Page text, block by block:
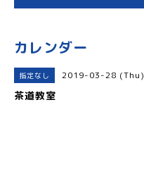
カレンダー
指定なし 2019-03-28 (Thu)
茶道教室